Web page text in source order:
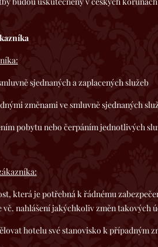
sjednaných a zaplacených služeb
změnami ve smluvně sjednaných
pobytu nebo čerpáním jednotlivých
která je potřebná k řádnému
vč. nahlášení jakýchkoliv změn takových
hotelu své stanovisko k případným